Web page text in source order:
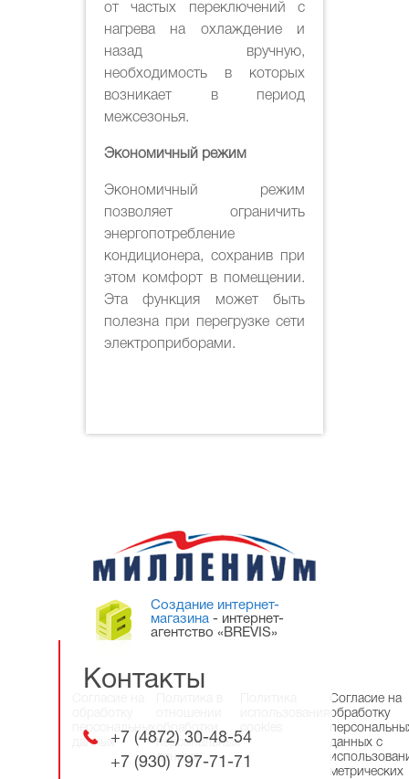
от частых переключений с
нагрева на охлаждение и
назад вручную,
необходимость в которых
возникает в период
межсезонья.
Экономичный режим
Экономичный режим
позволяет ограничить
энергопотребление
кондиционера, сохранив при
этом комфорт в помещении.
Эта функция может быть
полезна при перегрузке сети
электроприборами.
Контакты
+7 (4872) 30-48-54
+7 (930) 797-71-71
Создание интернет-
магазина - интернет-
агентство «BREVIS»
персональных
данных
обработки
персональных
данных
cookies
Согласие на
обработку
данных с
метрических